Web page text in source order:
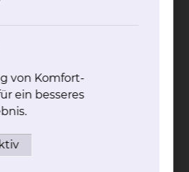
Bestrahlungsfelder.
von Komfort-
ein besseres